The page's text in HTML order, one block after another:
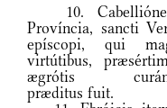
10.
Província, sancti
epíscopi, qui
virtútibus,
ægrótis
præditus fuit.